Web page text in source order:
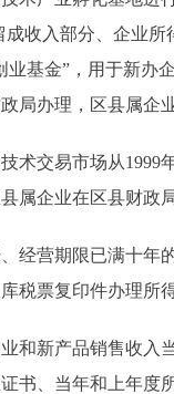
收入部分、企业
业基金”，用于新办
局办理，区县属企
交易市场从1999
属企业在区县财政
营期限已满十年的
税票复印件办理所
新产品销售收入当
书、当年和上年度